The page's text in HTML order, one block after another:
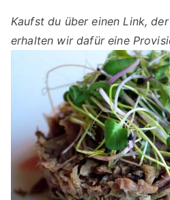
Kaufst du über einen Link,
erhalten wir dafür eine